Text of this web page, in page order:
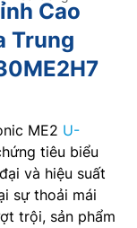
Cao
Trung
ME2 U-
tiêu biểu
và hiệu suất
sự thoải mái
trội, sản phẩm